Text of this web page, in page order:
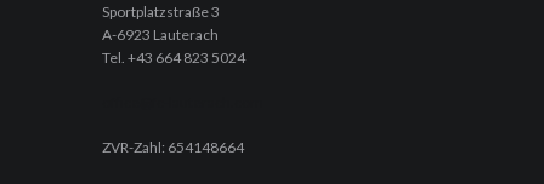
Sportplatzstraße 3
A-6923 Lauterach
Tel. +43 664 823 5024
ZVR-Zahl: 654148664